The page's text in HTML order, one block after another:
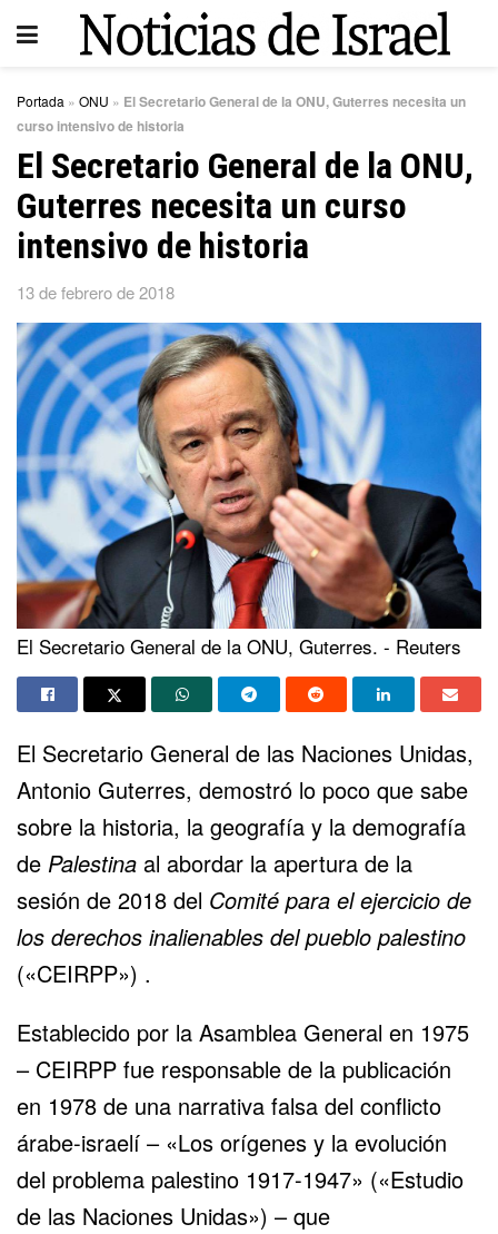
Portada » ONU » El Secretario General de la ONU, Guterres necesita un
curso intensivo de historia
El Secretario General de la ONU,
Guterres necesita un curso
intensivo de historia
13 de febrero de 2018
El Secretario General de la ONU, Guterres. - Reuters
El Secretario General de las Naciones Unidas,
Antonio Guterres, demostró lo poco que sabe
sobre la historia, la geografía y la demografía
de Palestina al abordar la apertura de la
sesión de 2018 del Comité para el ejercicio de
los derechos inalienables del pueblo palestino
(«CEIRPP») .
Establecido por la Asamblea General en 1975
– CEIRPP fue responsable de la publicación
en 1978 de una narrativa falsa del conflicto
árabe-israelí – «Los orígenes y la evolución
del problema palestino 1917-1947» («Estudio
de las Naciones Unidas») – que